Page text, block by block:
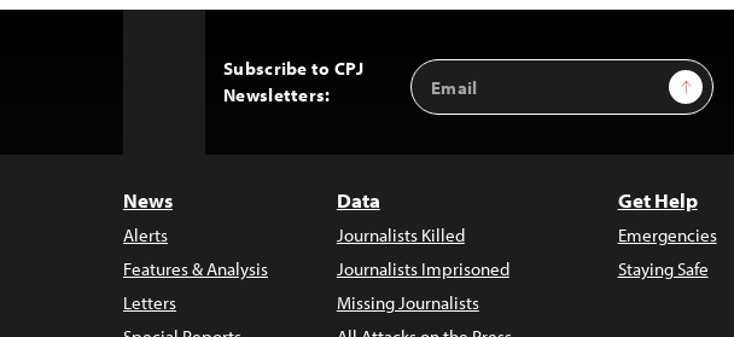
Subscribe to CPJ
Newsletters:
Email
Address
Sign Up
News
Alerts
Features & Analysis
Letters
Data
Journalists Killed
Journalists Imprisoned
Missing Journalists
Get Help
Emergencies
Staying Safe